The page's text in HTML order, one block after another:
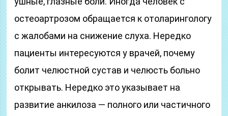
остеоартрозом обращается к отоларингологу
с жалобами на снижение слуха. Нередко
пациенты интересуются у врачей, почему
болит челюстной сустав и челюсть больно
открывать. Нередко это указывает на
развитие анкилоза — полного или частичного